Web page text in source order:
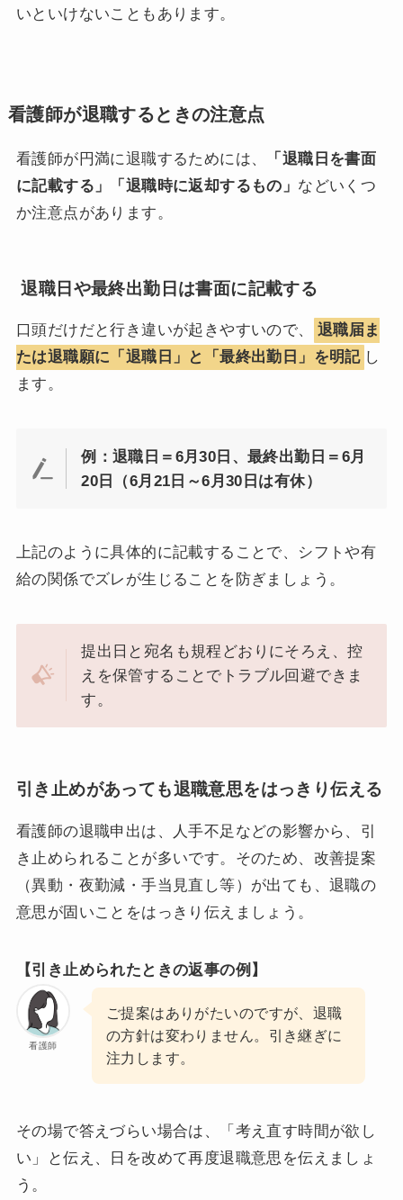
いといけないこともあります。
看護師が退職するときの注意点
看護師が円満に退職するためには、
「退職日を書面
に記載する」「退職時に返却するもの」 などいくつ
か注意点があります。
退職日や最終出勤日は書面に記載する
口頭だけだと行き違いが起きやすいので、
退職届ま
たは退職願に「退職日」と「最終出勤日」を明記 し
ます。
例：退職日＝6月30日、最終出勤日＝6月
20日（6月21日～6月30日は有休）
上記のように具体的に記載することで、シフトや有
給の関係でズレが生じることを防ぎましょう。
提出日と宛名も規程どおりにそろえ、控
えを保管することでトラブル回避できま
す。
引き止めがあっても退職意思をはっきり伝える
看護師の退職申出は、人手不足などの影響から、引
き止められることが多いです。そのため、改善提案
（異動・夜勤減・手当見直し等）が出ても、退職の
意思が固いことをはっきり伝えましょう。
【引き止められたときの返事の例】
看護師
ご提案はありがたいのですが、退職
の方針は変わりません。引き継ぎに
注力します。
その場で答えづらい場合は、「考え直す時間が欲し
い」と伝え、日を改めて再度退職意思を伝えましょ
う。